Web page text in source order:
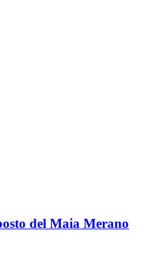
del Maia Merano